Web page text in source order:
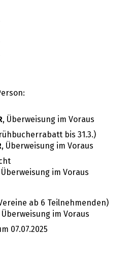
, Überweisung im Voraus
bis 31.3.)
, Überweisung im Voraus
Überweisung im Voraus
ab 6 Teilnehmenden)
Überweisung im Voraus
07.07.2025